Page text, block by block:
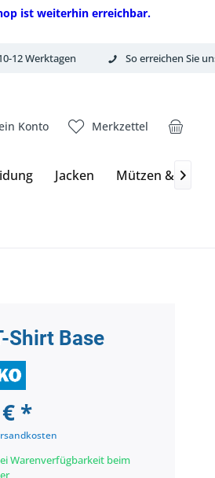
ist weiterhin erreichbar.
12 Werktagen So erreichen Sie
Merkzettel
Konto
Jacken Mützen & 
Shirt Base
*
Warenverfügbarkeit beim